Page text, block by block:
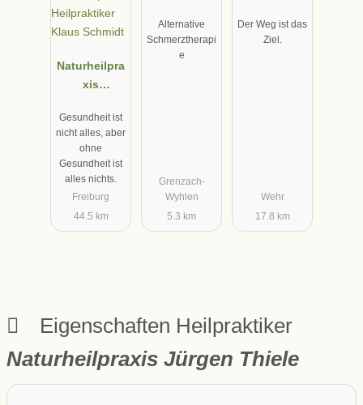
Naturheilpra
xis
Klaus
Schmidt
Gesundheit ist
nicht alles, aber
ohne
Gesundheit ist
alles nichts.
Freiburg
44.5 km
Alternative
Schmerztherapi
e
Grenzach-
Wyhlen
5.3 km
Der Weg ist das
Ziel.
Wehr
17.8 km
Eigenschaften Heilpraktiker
Naturheilpraxis Jürgen Thiele